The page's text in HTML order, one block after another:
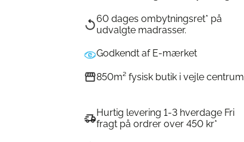
60 dages ombytningsret* på
udvalgte madrasser.
Godkendt af E-mærket
850m² fysisk butik i vejle centrum
Hurtig levering 1-3 hverdage Fri
fragt på ordrer over 450 kr*